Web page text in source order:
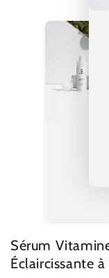
Sérum
Éclaircissante